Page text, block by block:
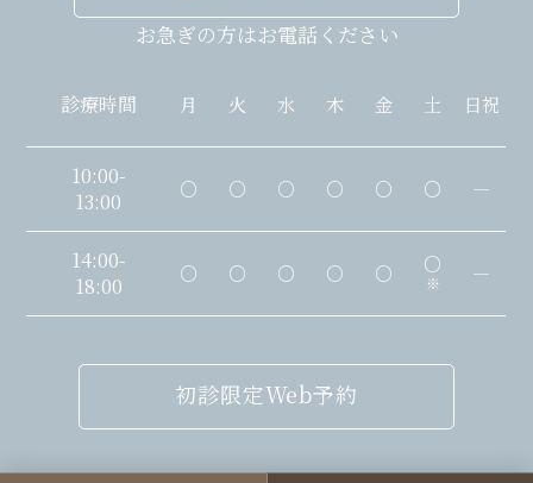
お急ぎの方はお電話ください
診療時間 月 火 水 木 金 土 日祝
10:00-
13:00
○ ○ ○ ○ ○ ○ ―
14:00-
18:00
○ ○ ○ ○ ○ ○
※ ―
初診限定Web予約